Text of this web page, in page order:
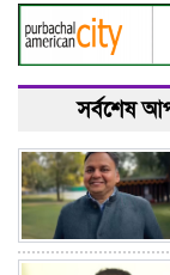
সর্বশেষ